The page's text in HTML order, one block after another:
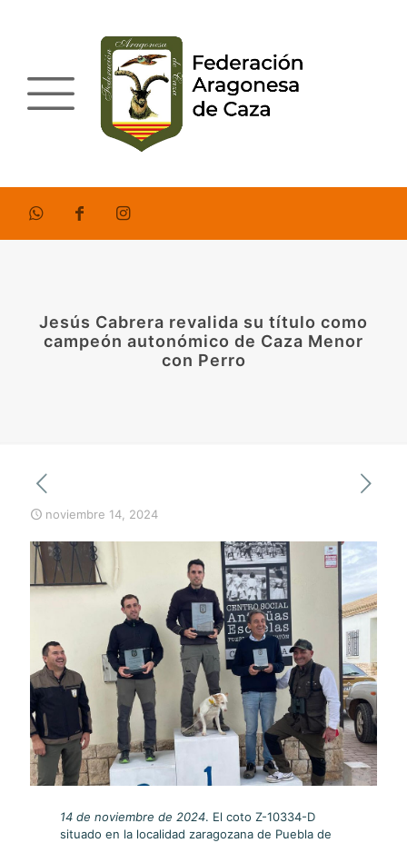
Jesús Cabrera revalida su título como
campeón autonómico de Caza Menor
con Perro
noviembre 14, 2024
14 de noviembre de 2024. El coto Z-10334-D
situado en la localidad zaragozana de Puebla de